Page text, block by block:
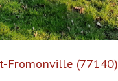
Fromonville (77140)